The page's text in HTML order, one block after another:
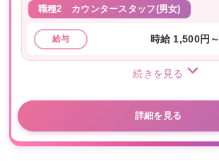
職種2 カウンタースタッフ(男女)
給与 時給 1,500円～
続きを見る
詳細を見る